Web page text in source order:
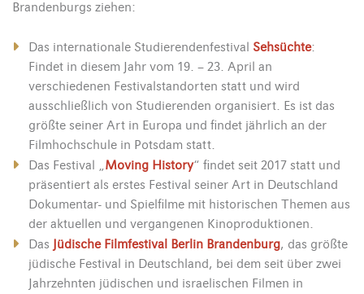
Brandenburgs ziehen:
Das internationale Studierendenfestival Sehsüchte:
Findet in diesem Jahr vom 19. – 23. April an
verschiedenen Festivalstandorten statt und wird
ausschließlich von Studierenden organisiert. Es ist das
größte seiner Art in Europa und findet jährlich an der
Filmhochschule in Potsdam statt.
Das Festival „ Moving History“ findet seit 2017 statt und
präsentiert als erstes Festival seiner Art in Deutschland
Dokumentar- und Spielfilme mit historischen Themen aus
der aktuellen und vergangenen Kinoproduktionen.
Das Jüdische Filmfestival Berlin Brandenburg, das größte
jüdische Festival in Deutschland, bei dem seit über zwei
Jahrzehnten jüdischen und israelischen Filmen in